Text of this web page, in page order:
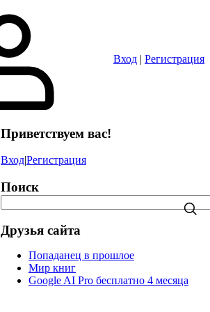
Вход | Регистрация
Приветствуем вас!
Вход|Регистрация
Поиск
Друзья сайта
Попаданец в прошлое
Мир книг
Google AI Pro бесплатно 4 месяца